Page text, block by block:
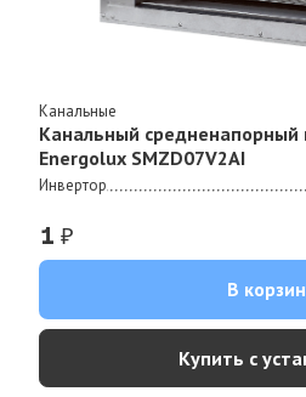
Канальные
Канальный средненапорный
Energolux SMZD07V2AI
Инвертор
1 ₽
В
Купить с